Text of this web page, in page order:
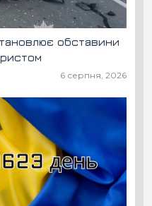
обставини
6 серпня, 2026